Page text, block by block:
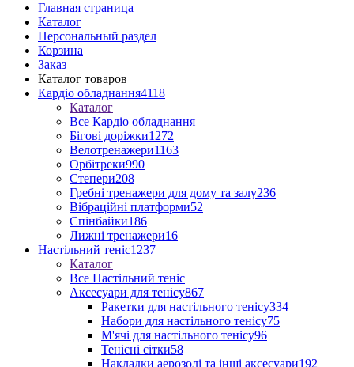
Главная страница
Каталог
Персональный раздел
Корзина
Заказ
Каталог товаров
Кардіо обладнання4118
Каталог
Все Кардіо обладнання
Бігові доріжки1272
Велотренажери1163
Орбітреки990
Степери208
Гребні тренажери для дому та залу236
Вібраційні платформи52
Спінбайки186
Лижні тренажери16
Настільний теніс1237
Каталог
Все Настільний теніс
Аксесуари для тенісу867
Ракетки для настільного тенісу334
Набори для настільного тенісу75
М'ячі для настільного тенісу96
Тенісні сітки58
Накладки аерозолі та інші аксесуари192